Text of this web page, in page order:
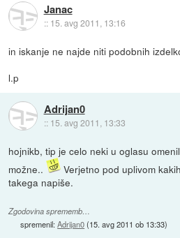
Janac
:: 15. avg 2011, 13:16
in iskanje ne najde niti podobnih
l.p
Adrijan0
:: 15. avg 2011, 13:33
hojnikb, tip je celo neki u oglasu
možne..
Verjetno pod uplivom
takega napiše.
Zgodovina sprememb…
spremenil:Adrijan0(15. avg 2011 ob 13:33)